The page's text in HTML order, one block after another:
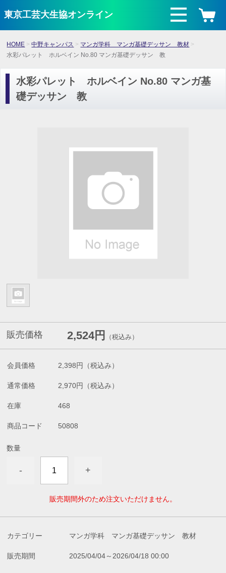
東京工芸大生協オンライン
HOME 中野キャンパス
マンガ学科 マンガ基礎デッサン 教材
水彩パレット ホルベイン No.80 マンガ基礎デッサン 教
水彩パレット ホルベイン No.80 マンガ基
礎デッサン 教
販売価格 2,524円 （税込み）
会員価格 2,398円 （税込み）
通常価格 2,970円 （税込み）
在庫 468
商品コード 50808
数量
- +
販売期間外のため注文いただけません。
カテゴリー マンガ学科 マンガ基礎デッサン 教材
販売期間 2025/04/04～2026/04/18 00:00